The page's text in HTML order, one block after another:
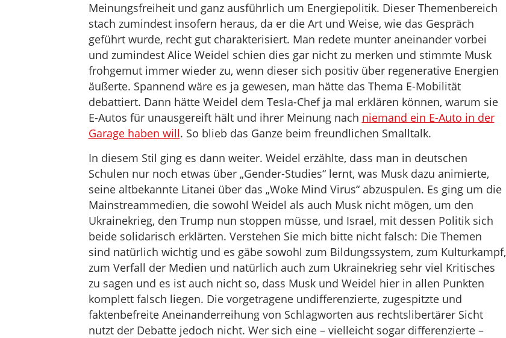
Meinungsfreiheit und ganz ausführlich um Energiepolitik. Dieser Themenbereich
stach zumindest insofern heraus, da er die Art und Weise, wie das Gespräch
geführt wurde, recht gut charakterisiert. Man redete munter aneinander vorbei
und zumindest Alice Weidel schien dies gar nicht zu merken und stimmte Musk
frohgemut immer wieder zu, wenn dieser sich positiv über regenerative Energien
äußerte. Spannend wäre es ja gewesen, man hätte das Thema E-Mobilität
debattiert. Dann hätte Weidel dem Tesla-Chef ja mal erklären können, warum sie
E-Autos für unausgereift hält und ihrer Meinung nach niemand ein E-Auto in der
Garage haben will. So blieb das Ganze beim freundlichen Smalltalk.
In diesem Stil ging es dann weiter. Weidel erzählte, dass man in deutschen
Schulen nur noch etwas über „Gender-Studies“ lernt, was Musk dazu animierte,
seine altbekannte Litanei über das „Woke Mind Virus“ abzuspulen. Es ging um die
Mainstreammedien, die sowohl Weidel als auch Musk nicht mögen, um den
Ukrainekrieg, den Trump nun stoppen müsse, und Israel, mit dessen Politik sich
beide solidarisch erklärten. Verstehen Sie mich bitte nicht falsch: Die Themen
sind natürlich wichtig und es gäbe sowohl zum Bildungssystem, zum Kulturkampf,
zum Verfall der Medien und natürlich auch zum Ukrainekrieg sehr viel Kritisches
zu sagen und es ist auch nicht so, dass Musk und Weidel hier in allen Punkten
komplett falsch liegen. Die vorgetragene undifferenzierte, zugespitzte und
faktenbefreite Aneinanderreihung von Schlagworten aus rechtslibertärer Sicht
nutzt der Debatte jedoch nicht. Wer sich eine – vielleicht sogar differenzierte –